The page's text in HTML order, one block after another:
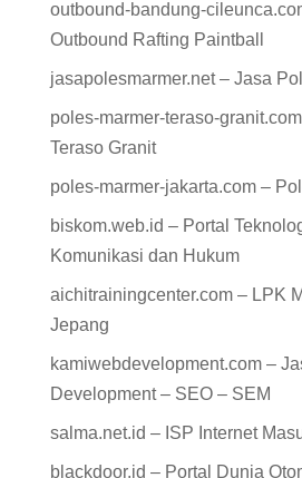
outbound-bandung-
Outbound Rafting Paintball
jasapolesmarmer.net – Jasa
poles-marmer-teraso-
Teraso Granit
poles-marmer-jakarta.com –
biskom.web.id – Portal
Komunikasi dan Hukum
aichitrainingcenter.com – LPK
Jepang
kamiwebdevelopment.com –
Development – SEO – SEM
salma.net.id – ISP Internet
blackdoor.id – Portal Dunia